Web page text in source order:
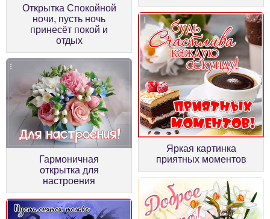
Открытка Спокойной
ночи, пусть ночь
принесёт покой и
отдых
Гармоничная
открытка для
настроения
Яркая картинка
приятных моментов